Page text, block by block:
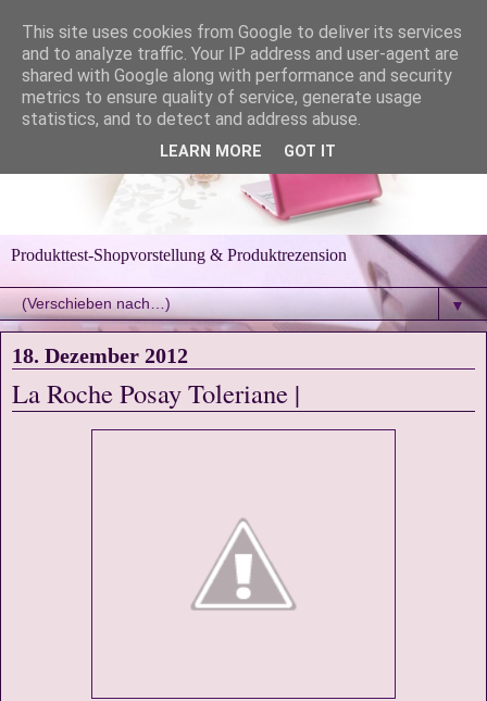
Produkttest-Shopvorstellung & Produktrezension
▼
18. Dezember 2012
La Roche Posay Toleriane |
This site uses cookies from Google to deliver its services
and to analyze traffic. Your IP address and user-agent are
shared with Google along with performance and security
metrics to ensure quality of service, generate usage
statistics, and to detect and address abuse.
LEARN MORE GOT IT